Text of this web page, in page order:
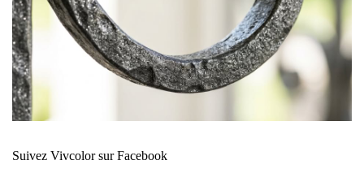
Suivez Vivcolor sur Facebook